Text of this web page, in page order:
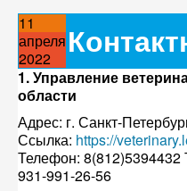
11
апреля
2022
1. Управление
области
Адрес: г. Санкт-
Ссылка: https://
Телефон: 8(812)5394432
931-991-26-56